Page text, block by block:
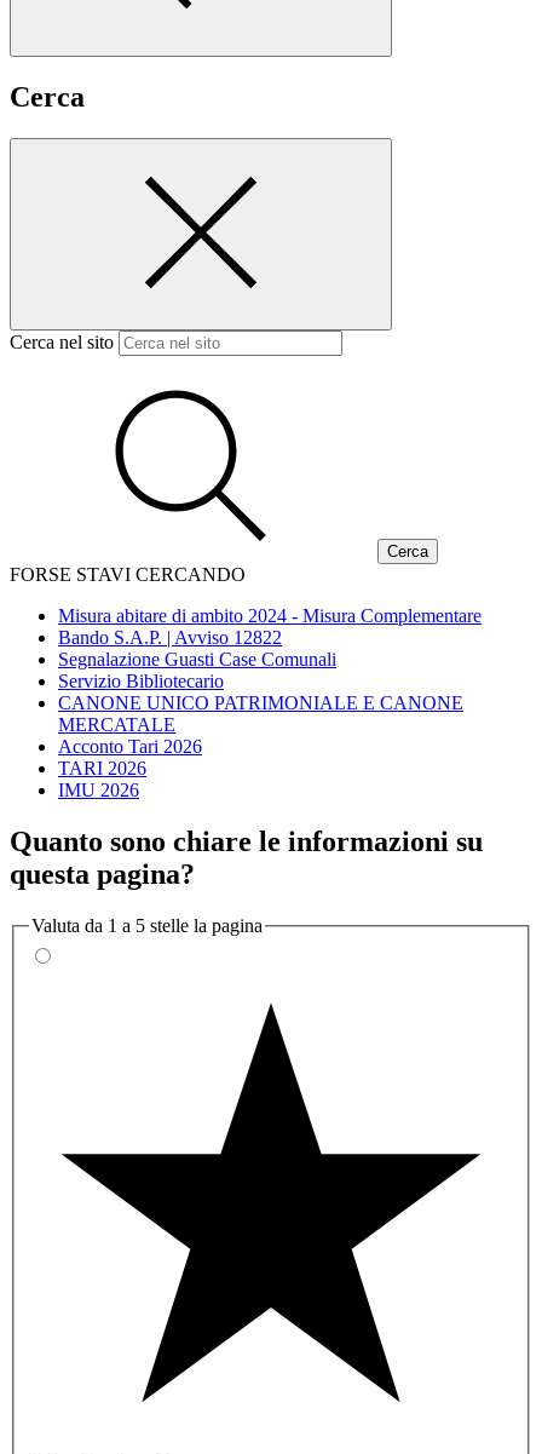
Cerca
Cerca nel sito
FORSE STAVI CERCANDO
Misura abitare di ambito 2024 - Misura Complementare
Bando S.A.P. | Avviso 12822
Segnalazione Guasti Case Comunali
Servizio Bibliotecario
CANONE UNICO PATRIMONIALE E CANONE
MERCATALE
Acconto Tari 2026
TARI 2026
IMU 2026
Quanto sono chiare le informazioni su
questa pagina?
Valuta da 1 a 5 stelle la pagina